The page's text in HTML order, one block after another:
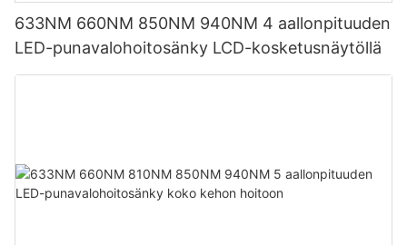
633NM 660NM 850NM 940NM 4 aallonpituuden
LED-punavalohoitosänky LCD-kosketusnäytöllä